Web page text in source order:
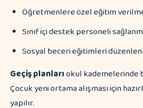
Öğretmenlere özel eğitim
Sınıf içi destek personeli
Sosyal beceri eğitimleri
Geçiş planlarıokul kademelerinde
Çocuk yeni ortama alışması için
yapılır.